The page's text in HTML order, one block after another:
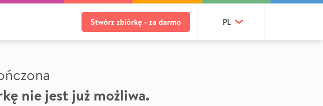
Stwórz zbiórkę - za darmo PL
nie jest już możliwa.